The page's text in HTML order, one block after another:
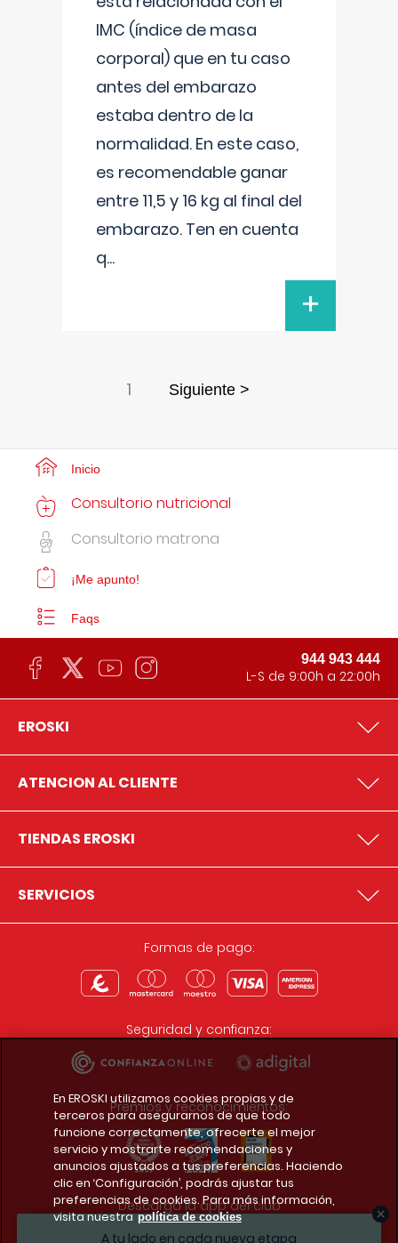
IMC (índice de masa
corporal) que en tu caso
antes del embarazo
estaba dentro de la
normalidad. En este caso,
es recomendable ganar
entre 11,5 y 16 kg al final del
embarazo. Ten en cuenta
q...
+
1 Siguiente >
A tu lado en cada nueva etapa
Inicio
Consultorio nutricional
Consultorio matrona
¡Me apunto!
Faqs
944 943 444
L-S de 9:00h a 22:00h
EROSKI
ATENCION AL CLIENTE
TIENDAS EROSKI
SERVICIOS
Formas de pago:
Seguridad y confianza:
Premios y reconocimientos:
Descarga la app del club
En EROSKI utilizamos cookies propias y de
terceros para asegurarnos de que todo
funcione correctamente, ofrecerte el mejor
servicio y mostrarte recomendaciones y
anuncios ajustados a tus preferencias. Haciendo
clic en ‘Configuración’, podrás ajustar tus
preferencias de cookies. Para más información,
visita nuestra política de cookies